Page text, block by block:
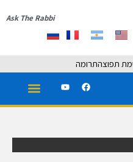
Ask The Rabbi
תפוצהתרומה